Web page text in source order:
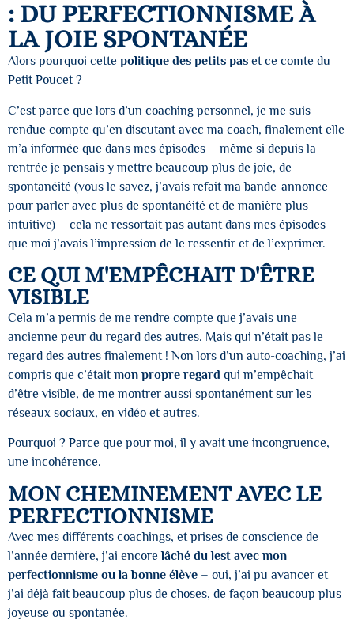
: DU PERFECTIONNISME À
LA JOIE SPONTANÉE
Alors pourquoi cette politique des petits pas et ce comte du
Petit Poucet ?
C’est parce que lors d’un coaching personnel, je me suis
rendue compte qu’en discutant avec ma coach, finalement elle
m’a informée que dans mes épisodes – même si depuis la
rentrée je pensais y mettre beaucoup plus de joie, de
spontanéité (vous le savez, j’avais refait ma bande-annonce
pour parler avec plus de spontanéité et de manière plus
intuitive) – cela ne ressortait pas autant dans mes épisodes
que moi j’avais l’impression de le ressentir et de l’exprimer.
CE QUI M'EMPÊCHAIT D'ÊTRE
VISIBLE
Cela m’a permis de me rendre compte que j’avais une
ancienne peur du regard des autres. Mais qui n’était pas le
regard des autres finalement ! Non lors d’un auto-coaching, j’ai
compris que c’étaitmon propre regard qui m’empêchait
d’être visible, de me montrer aussi spontanément sur les
réseaux sociaux, en vidéo et autres.
Pourquoi ? Parce que pour moi, il y avait une incongruence,
une incohérence.
MON CHEMINEMENT AVEC LE
PERFECTIONNISME
Avec mes différents coachings, et prises de conscience de
l’année dernière, j’ai encorelâché du lest avec mon
perfectionnisme ou la bonne élève – oui, j’ai pu avancer et
j’ai déjà fait beaucoup plus de choses, de façon beaucoup plus
joyeuse ou spontanée.